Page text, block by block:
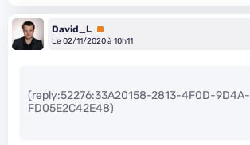
David_L Premium
Le 02/11/2020 à 10h11
(reply:52276:33A20158-2813-4F0D-9D4A-
FD05E2C42E48)